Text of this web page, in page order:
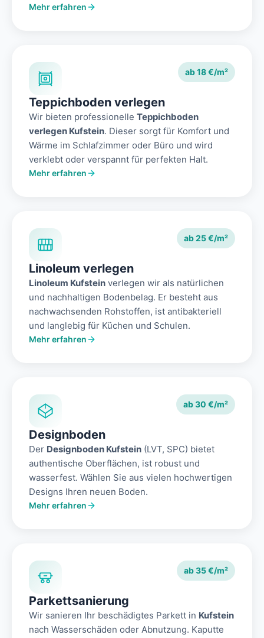
Mehr erfahren
ab 18 €/m²
Teppichboden verlegen
Wir bieten professionelle Teppichboden
verlegen Kufstein. Dieser sorgt für Komfort und
Wärme im Schlafzimmer oder Büro und wird
verklebt oder verspannt für perfekten Halt.
Mehr erfahren
ab 25 €/m²
Linoleum verlegen
Linoleum Kufstein verlegen wir als natürlichen
und nachhaltigen Bodenbelag. Er besteht aus
nachwachsenden Rohstoffen, ist antibakteriell
und langlebig für Küchen und Schulen.
Mehr erfahren
ab 30 €/m²
Designboden
Der Designboden Kufstein (LVT, SPC) bietet
authentische Oberflächen, ist robust und
wasserfest. Wählen Sie aus vielen hochwertigen
Designs Ihren neuen Boden.
Mehr erfahren
ab 35 €/m²
Parkettsanierung
Wir sanieren Ihr beschädigtes Parkett in Kufstein
nach Wasserschäden oder Abnutzung. Kaputte